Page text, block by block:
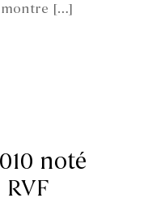
montre […]
noté